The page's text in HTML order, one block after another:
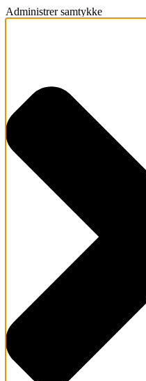
Administrer samtykke